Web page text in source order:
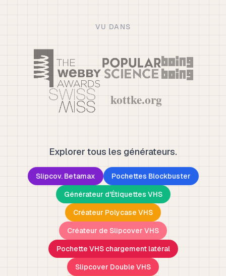
VU DANS
Explorer tous les générateurs.
Slipcov. Betamax
Pochettes Blockbuster
Générateur d'Étiquettes VHS
Créateur Polycase VHS
Créateur de Slipcover VHS
Pochette VHS chargement latéral
Slipcover Double VHS